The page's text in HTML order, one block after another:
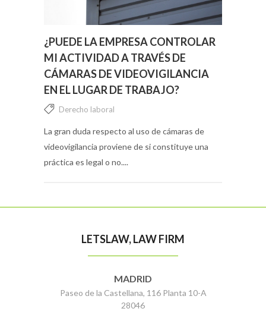
¿PUEDE LA EMPRESA CONTROLAR
MI ACTIVIDAD A TRAVÉS DE
CÁMARAS DE VIDEOVIGILANCIA
EN EL LUGAR DE TRABAJO?
Derecho laboral
La gran duda respecto al uso de cámaras de
videovigilancia proviene de si constituye una
práctica es legal o no....
LETSLAW, LAW FIRM
MADRID
Paseo de la Castellana, 116 Planta 10-A
28046